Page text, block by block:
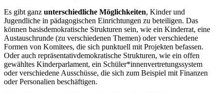
Es gibt ganz unterschiedliche Möglichkeiten, Kinder und
Jugendliche in pädagogischen Einrichtungen zu beteiligen. Das
können basisdemokratische Strukturen sein, wie ein Kinderrat, eine
Austauschrunde (zu verschiedenen Themen) oder verschiedene
Formen von Komitees, die sich punktuell mit Projekten befassen.
Oder auch repräsentativdemokratische Strukturen, wie ein offen
gewähltes Kinderparlament, ein Schüler*innenvertretungssystem
oder verschiedene Ausschüsse, die sich zum Beispiel mit Finanzen
oder Personalien beschäftigen.